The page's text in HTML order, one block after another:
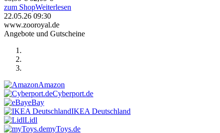
zum ShopWeiterlesen
22.05.26 09:30
www.zooroyal.de
Angebote und Gutscheine
Amazon
Cyberport.de
eBay
IKEA Deutschland
Lidl
myToys.de